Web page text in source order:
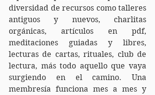
diversidad de recursos como talleres
antiguos y nuevos, charlitas
orgánicas, artículos en pdf,
meditaciones guiadas y libres,
lecturas de cartas, rituales, club de
lectura, más todo aquello que vaya
surgiendo en el camino. Una
membresía funciona mes a mes y